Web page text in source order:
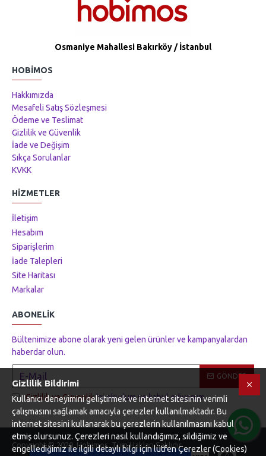
Tek Tıkla Ödeme Kolaylığı
7/24 Canlı Destek
Osmaniye Mahallesi Bakırköy / İstanbul
HOBIMOS
Hakkımızda
Mesafeli Satış Sözleşmesi
Ödeme ve Teslimat
Gizlilik ve Güvenlik
İade ve Değişim
Sıkça Sorulanlar
KVKK
HIZMETLER
İletişim
Hesabım
Siparişlerim
İade Talepleri
Site Haritası
Markalar
ABONELIK
Bültenimize abone olarak yeni gelen ürünler ve kampanyalardan
haberdar olun.
GÖNDER
Gizlilik ve Güvenlik'ni okudum ve kabul ediyorum.
Copyright © 2020, Hobimos, Tüm Hakları Saklıdır
Gizlilik Bildirimi
Kullanıcı deneyimini geliştirmek ve internet sitesinin verimli
çalışmasını sağlamak amacıyla çerezler kullanılmaktadır. Bu
internet sitesini kullanarak bu çerezlerin kullanılmasını kabul
etmiş olursunuz. Çerezleri nasıl kullandığımız, sildiğimiz ve
engellediğimiz ile ilgili detaylı bilgi için lütfen Çerezler (Cookies)